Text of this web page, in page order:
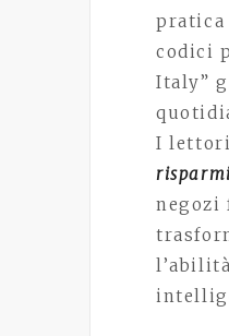
pratica
codici
Italy”
I
negozi